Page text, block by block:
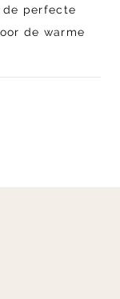
de perfecte
de warme
Avalon